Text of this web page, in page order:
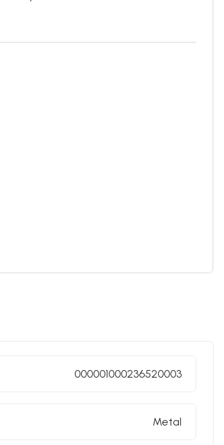
000001000236520003
Metal